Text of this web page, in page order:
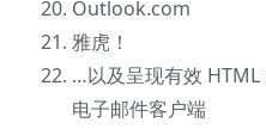
Outlook.com
雅虎！
…以及呈现有效
电子邮件客户端